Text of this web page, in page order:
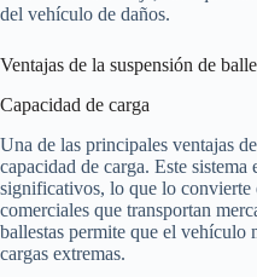
del vehículo de daños.
Ventajas de la suspensión de
Capacidad de carga
Una de las principales ventajas
capacidad de carga. Este sistema
significativos, lo que lo convierte
comerciales que transportan
ballestas permite que el vehículo
cargas extremas.